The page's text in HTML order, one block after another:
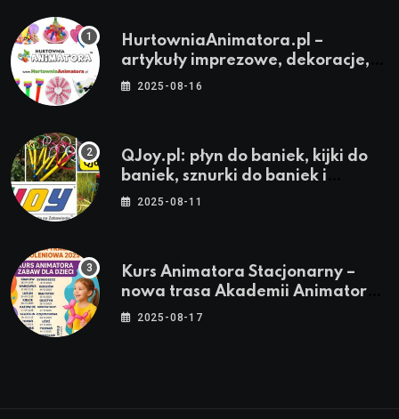
HurtowniaAnimatora.pl –
artykuły imprezowe, dekoracje,
stroje i akcesoria dla animatorów
2025-08-16
QJoy.pl: płyn do baniek, kijki do
baniek, sznurki do baniek i
zestawy do baniek
2025-08-11
Kurs Animatora Stacjonarny –
nowa trasa Akademii Animatora
– jesień 2025
2025-08-17